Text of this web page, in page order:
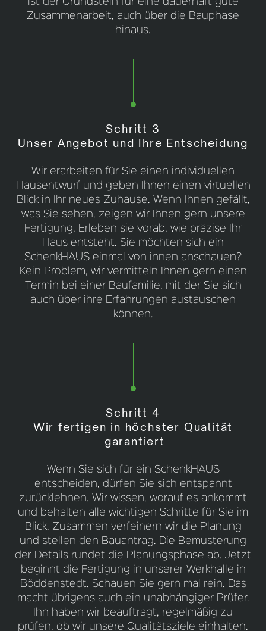
ist der Grundstein für eine dauerhaft gute
Zusammenarbeit, auch über die Bauphase
hinaus.
Schritt 3
Unser Angebot und Ihre Entscheidung
Wir erarbeiten für Sie einen individuellen
Hausentwurf und geben Ihnen einen virtuellen
Blick in Ihr neues Zuhause. Wenn Ihnen gefällt,
was Sie sehen, zeigen wir Ihnen gern unsere
Fertigung. Erleben sie vorab, wie präzise Ihr
Haus entsteht. Sie möchten sich ein
SchenkHAUS einmal von innen anschauen?
Kein Problem, wir vermitteln Ihnen gern einen
Termin bei einer Baufamilie, mit der Sie sich
auch über ihre Erfahrungen austauschen
können.
Schritt 4
Wir fertigen in höchster Qualität
garantiert
Wenn Sie sich für ein SchenkHAUS
entscheiden, dürfen Sie sich entspannt
zurücklehnen. Wir wissen, worauf es ankommt
und behalten alle wichtigen Schritte für Sie im
Blick. Zusammen verfeinern wir die Planung
und stellen den Bauantrag. Die Bemusterung
der Details rundet die Planungsphase ab. Jetzt
beginnt die Fertigung in unserer Werkhalle in
Böddenstedt. Schauen Sie gern mal rein. Das
macht übrigens auch ein unabhängiger Prüfer.
Ihn haben wir beauftragt, regelmäßig zu
prüfen, ob wir unsere Qualitätsziele einhalten.